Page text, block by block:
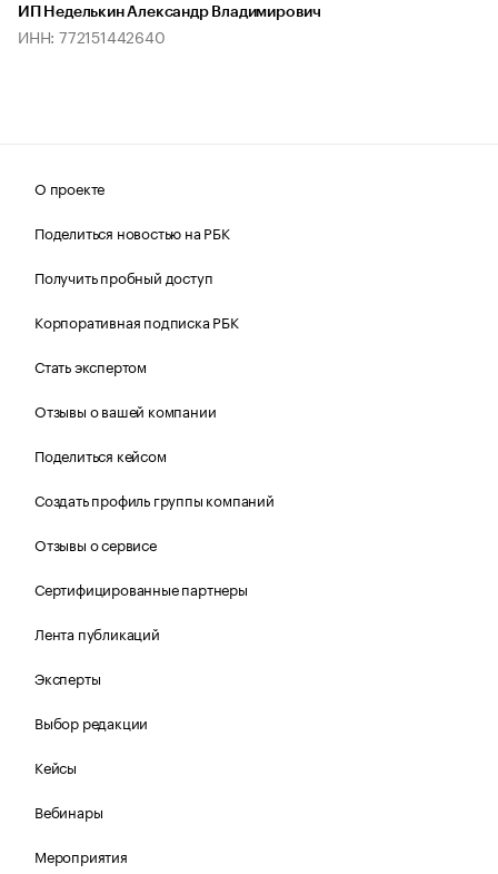
ИП Неделькин Александр Владимирович
ИНН: 772151442640
О проекте
Поделиться новостью на РБК
Получить пробный доступ
Корпоративная подписка РБК
Стать экспертом
Отзывы о вашей компании
Поделиться кейсом
Создать профиль группы компаний
Отзывы о сервисе
Сертифицированные партнеры
Лента публикаций
Эксперты
Выбор редакции
Кейсы
Вебинары
Мероприятия